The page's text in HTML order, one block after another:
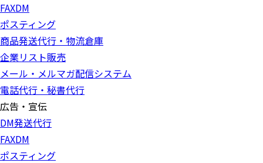
FAXDM
ポスティング
商品発送代行・物流倉庫
企業リスト販売
メール・メルマガ配信システム
電話代行・秘書代行
広告・宣伝
DM発送代行
FAXDM
ポスティング